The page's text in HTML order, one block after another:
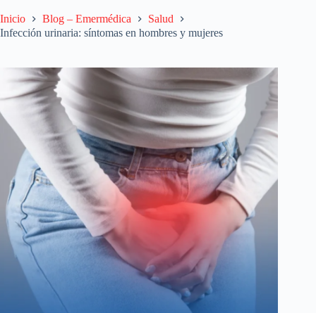
Inicio Blog – Emermédica
Salud
Infección urinaria: síntomas en hombres y mujeres